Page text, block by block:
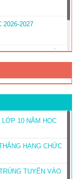
2026-2027
2025-2026 – THỜI
10 NĂM HỌC
HẠNG CHỨC
TUYỂN VÀO